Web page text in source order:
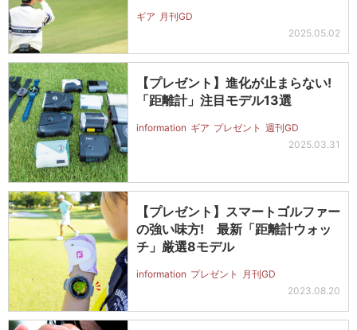
ギア 月刊GD
2025.05.02
【プレゼント】進化が止まらない!
「距離計」注目モデル13選
information ギア プレゼント 週刊GD
2025.03.31
【プレゼント】スマートゴルファー
の強い味方! 最新「距離計ウォッ
チ」厳選8モデル
information プレゼント
月刊GD
2023.08.20